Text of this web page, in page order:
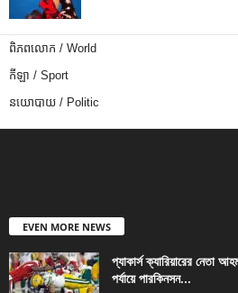
ពិភពលោក / World
កីឡា / Sport
នយោបាយ / Politic
EVEN MORE NEWS
প্যাকার্স ক্যারিয়ারের নেতা
পর্যায়ে পারকিনসন...